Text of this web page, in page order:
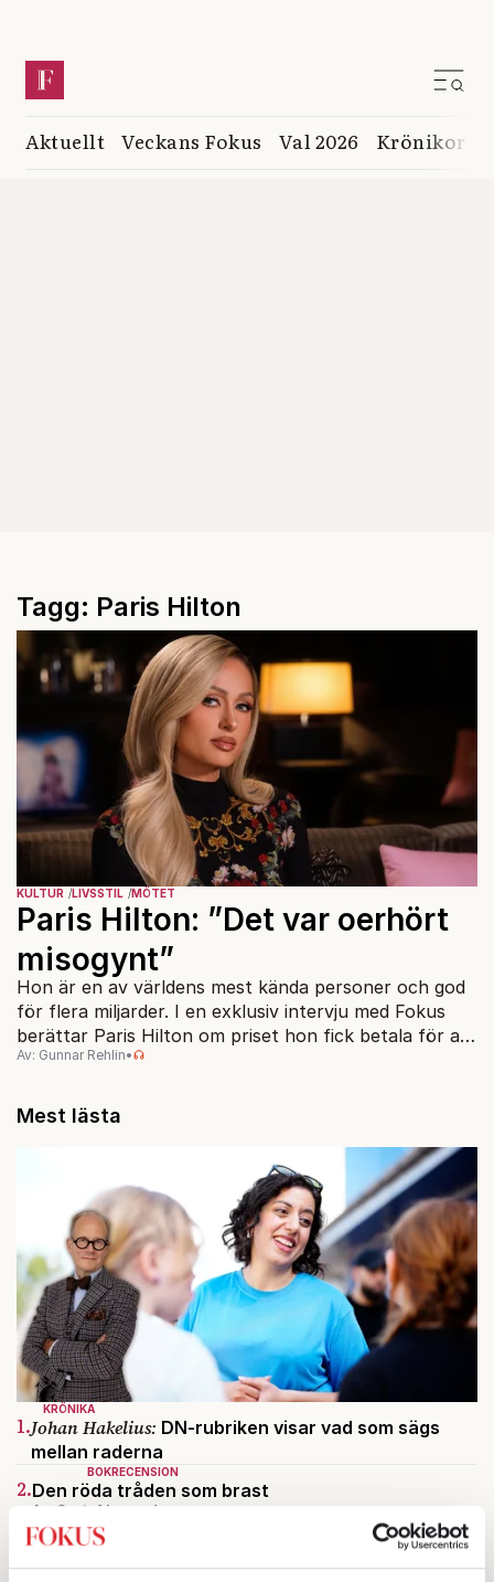
Aktuellt Veckans Fokus Val 2026 Krönikor
Tagg: Paris Hilton
KULTUR LIVSSTIL MÖTET
Paris Hilton: ”Det var oerhört
misogynt”
Hon är en av världens mest kända personer och god
för flera miljarder. I en exklusiv intervju med Fokus
berättar Paris Hilton om priset hon fick betala för att
bli pionjär för en helt ny medievärld.
Av: Gunnar Rehlin•
Mest lästa
KRÖNIKA
1.Johan Hakelius: DN-rubriken visar vad som sägs
mellan raderna
BOKRECENSION
2.Den röda tråden som brast
Av: Gustaf Lewander
INRIKES
3.Vattenbristen är här – men var femte liter läcker
ut